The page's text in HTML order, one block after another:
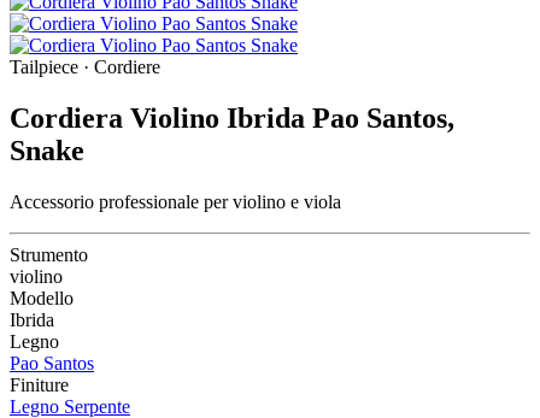
Tailpiece · Cordiere
Cordiera Violino Ibrida Pao Santos,
Snake
Accessorio professionale per violino e viola
Strumento
violino
Modello
Ibrida
Legno
Pao Santos
Finiture
Legno Serpente